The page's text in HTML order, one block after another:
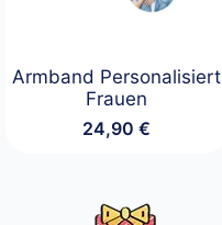
Armband Personalisiert
Frauen
24,90€